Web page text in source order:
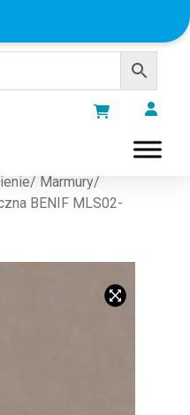
Marmury/
BENIF MLS02-